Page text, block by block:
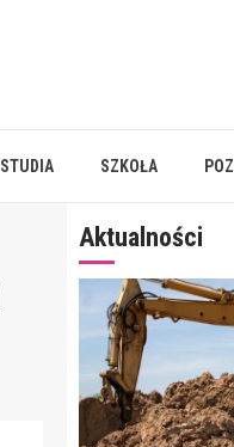
STUDIA SZKOŁA
Aktualności